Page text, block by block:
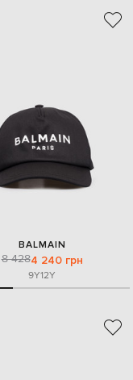
BALMAIN
8 4284 240 грн
9Y12Y